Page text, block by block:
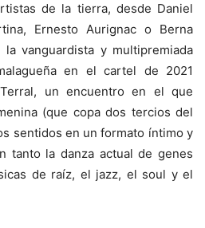
de la tierra, desde Daniel
Ernesto Aurignac o Berna
vanguardista y multipremiada
en el cartel de 2021
un encuentro en el que
(que copa dos tercios del
sentidos en un formato íntimo y
tanto la danza actual de genes
de raíz, el jazz, el soul y el